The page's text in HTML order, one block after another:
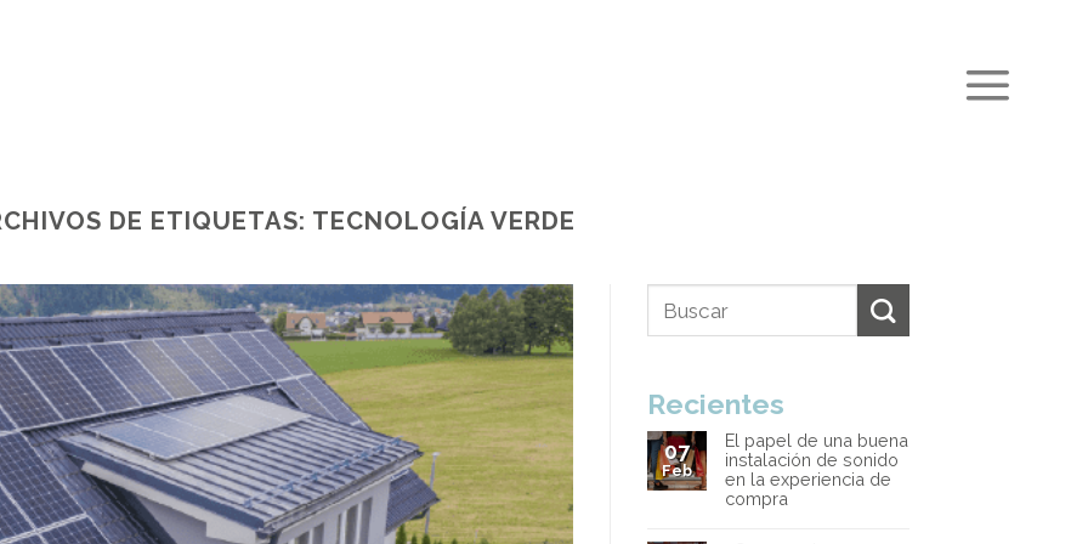
DE ETIQUETAS: TECNOLOGÍA VERDE
Recientes
07
Feb
El papel de una buena
instalación de sonido
en la experiencia de
compra